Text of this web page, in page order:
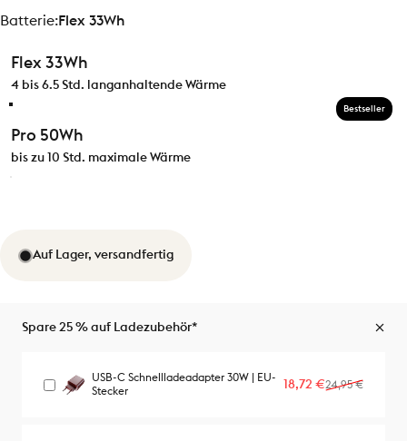
Batterie
Batterie:Flex 33Wh
Flex 33Wh
4 bis 6.5 Std. langanhaltende Wärme
Pro 50Wh
bis zu 10 Std. maximale Wärme
Bestseller
Auf Lager, versandfertig
Spare 25 % auf Ladezubehör*
USB-C Schnellladeadapter 30W | EU-
Stecker
Verkaufspreis
18,72 €
Normaler Preis
24,95 €